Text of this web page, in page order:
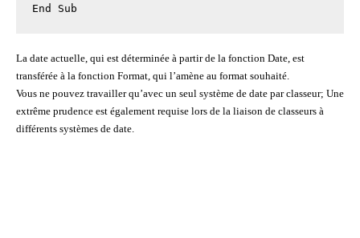
End Sub
La date actuelle, qui est déterminée à partir de la fonction Date, est
transférée à la fonction Format, qui l’amène au format souhaité.
Vous ne pouvez travailler qu’avec un seul système de date par classeur; Une
extrême prudence est également requise lors de la liaison de classeurs à
différents systèmes de date.